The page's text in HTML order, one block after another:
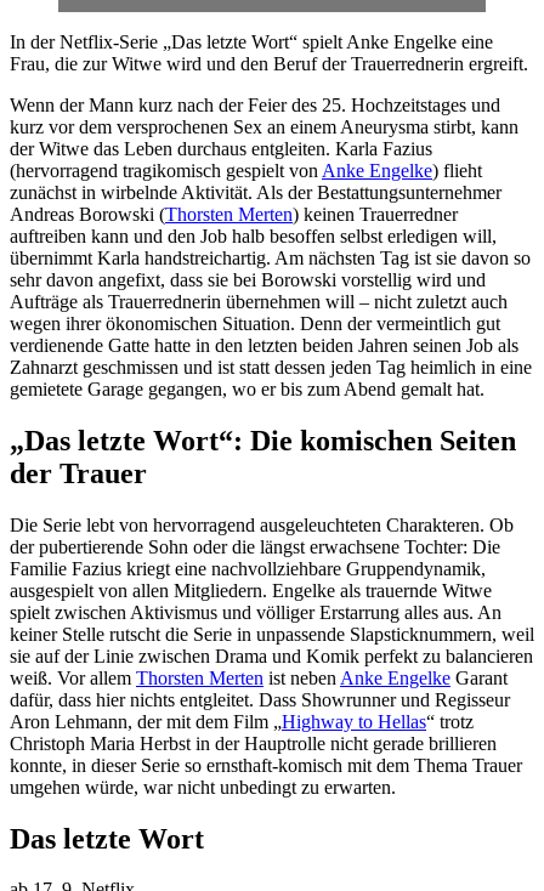
In der Netflix-Serie „Das letzte Wort“ spielt Anke Engelke eine
Frau, die zur Witwe wird und den Beruf der Trauerrednerin ergreift.
Wenn der Mann kurz nach der Feier des 25. Hochzeitstages und
kurz vor dem versprochenen Sex an einem Aneurysma stirbt, kann
der Witwe das Leben durchaus entgleiten. Karla Fazius
(hervorragend tragikomisch gespielt von Anke Engelke) flieht
zunächst in wirbelnde Aktivität. Als der Bestattungsunternehmer
Andreas Borowski (Thorsten Merten) keinen Trauerredner
auftreiben kann und den Job halb besoffen selbst erledigen will,
übernimmt Karla handstreichartig. Am nächsten Tag ist sie davon so
sehr davon angefixt, dass sie bei Borowski vorstellig wird und
Aufträge als Trauerrednerin übernehmen will – nicht zuletzt auch
wegen ihrer ökonomischen Situation. Denn der vermeintlich gut
verdienende Gatte hatte in den letzten beiden Jahren seinen Job als
Zahnarzt geschmissen und ist statt dessen jeden Tag heimlich in eine
gemietete Garage gegangen, wo er bis zum Abend gemalt hat.
„Das letzte Wort“: Die komischen Seiten
der Trauer
Die Serie lebt von hervorragend ausgeleuchteten Charakteren. Ob
der pubertierende Sohn oder die längst erwachsene Tochter: Die
Familie Fazius kriegt eine nachvollziehbare Gruppendynamik,
ausgespielt von allen Mitgliedern. Engelke als trauernde Witwe
spielt zwischen Aktivismus und völliger Erstarrung alles aus. An
keiner Stelle rutscht die Serie in unpassende Slapsticknummern, weil
sie auf der Linie zwischen Drama und Komik perfekt zu balancieren
weiß. Vor allem Thorsten Merten ist neben Anke Engelke Garant
dafür, dass hier nichts entgleitet. Dass Showrunner und Regisseur
Aron Lehmann, der mit dem Film „Highway to Hellas“ trotz
Christoph Maria Herbst in der Hauptrolle nicht gerade brillieren
konnte, in dieser Serie so ernsthaft-komisch mit dem Thema Trauer
umgehen würde, war nicht unbedingt zu erwarten.
Das letzte Wort